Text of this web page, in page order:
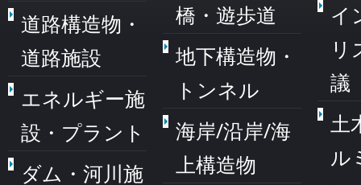
道路構造物・
道路施設
エネルギー施
設・プラント
ダム・河川施
橋・遊歩道
地下構造物・
トンネル
海岸/沿岸/海
上構造物
イ
リ
議
土
ル